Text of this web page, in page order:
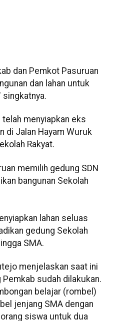
dan Pemkot Pasuruan
dan lahan untuk
singkatnya.
menyiapkan eks
di Jalan Hayam Wuruk
Rakyat.
memilih gedung SDN
bangunan Sekolah
lahan seluas
gedung Sekolah
SMA.
menjelaskan saat ini
sudah dilakukan.
belajar (rombel)
jenjang SMA dengan
siswa untuk dua